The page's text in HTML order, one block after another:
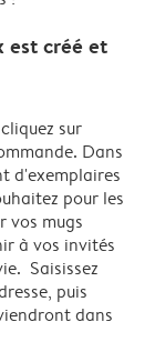
est créé et
sur
Dans
d'exemplaires
pour les
vos mugs
à vos invités
Saisissez
puis
dans